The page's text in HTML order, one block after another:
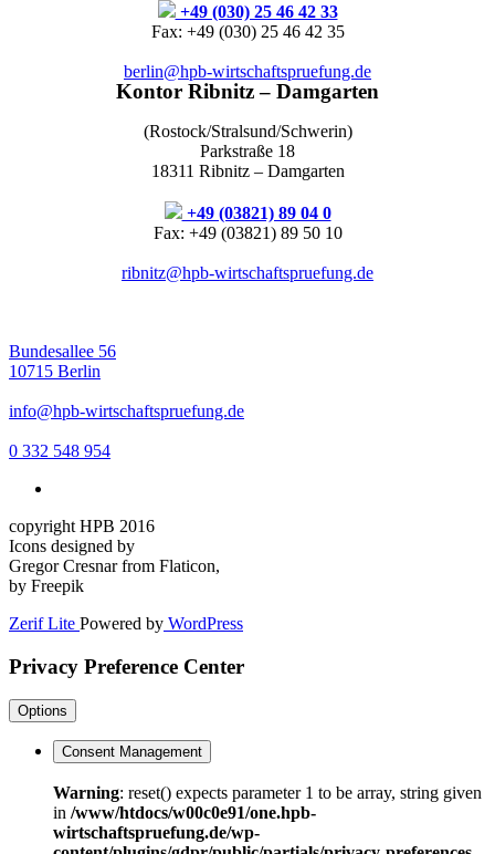
+49 (030) 25 46 42 33
Fax: +49 (030) 25 46 42 35
berlin@hpb-wirtschaftspruefung.de
Kontor Ribnitz – Damgarten
(Rostock/Stralsund/Schwerin)
Parkstraße 18
18311 Ribnitz – Damgarten
+49 (03821) 89 04 0
Fax: +49 (03821) 89 50 10
ribnitz@hpb-wirtschaftspruefung.de
Bundesallee 56
10715 Berlin
info@hpb-wirtschaftspruefung.de
0 332 548 954
copyright HPB 2016
Icons designed by
Gregor Cresnar from Flaticon,
by Freepik
Zerif Lite Powered by WordPress
Privacy Preference Center
Options
Consent Management
Warning: reset() expects parameter 1 to be array, string given
in /www/htdocs/w00c0e91/one.hpb-
wirtschaftspruefung.de/wp-